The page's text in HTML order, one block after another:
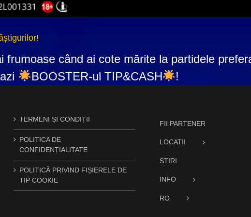
frumoase când ai cote mărite la partidele
BOOSTER-ul TIP&CASH !
TERMENI ȘI CONDIȚII
POLITICA DE
CONFIDENȚIALITATE
POLITICĂ PRIVIND FIȘIERELE DE
TIP COOKIE
FII PARTENER
LOCATII
STIRI
INFO
RO